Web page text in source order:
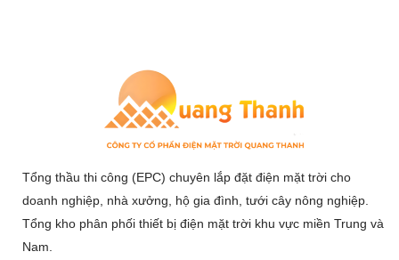
Tổng thầu thi công (EPC) chuyên lắp đặt điện mặt trời cho
doanh nghiệp, nhà xưởng, hộ gia đình, tưới cây nông nghiệp.
Tổng kho phân phối thiết bị điện mặt trời khu vực miền Trung và
Nam.